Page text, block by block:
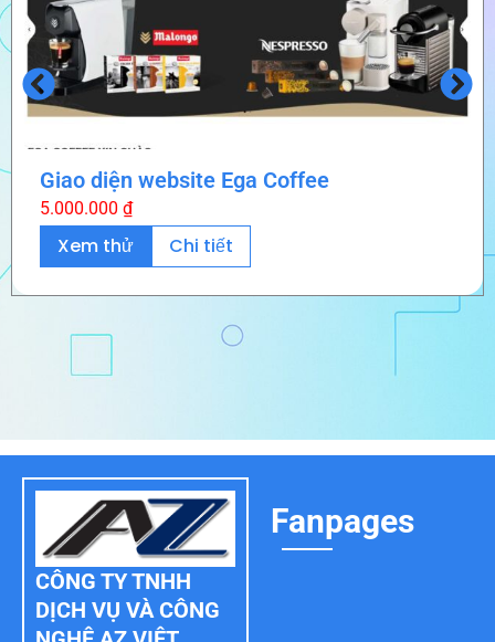
Giao diện website Ega Coffee
5.000.000 ₫
Xem thử Chi tiết
CÔNG TY TNHH
DỊCH VỤ VÀ CÔNG
Fanpages